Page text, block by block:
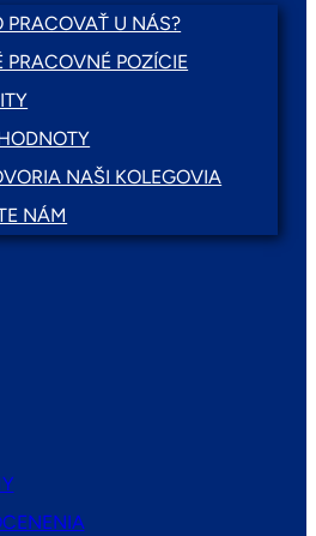
PRACOVAŤ U NÁS?
PRACOVNÉ POZÍCIE
NAŠI KOLEGOVIA
NÁM